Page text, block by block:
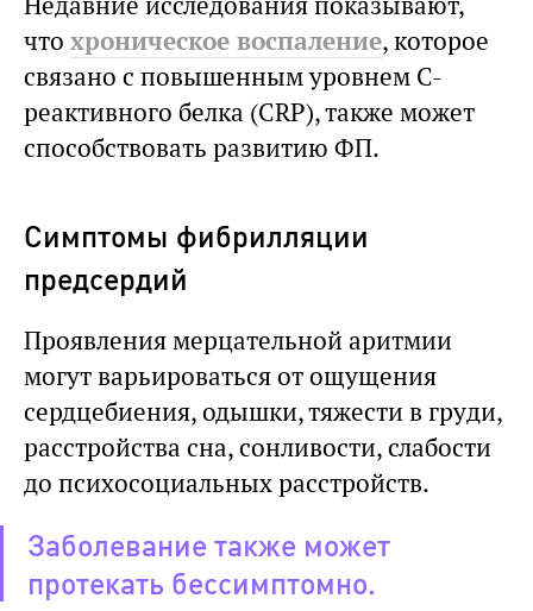
что хроническое воспаление, которое
связано с повышенным уровнем C-
реактивного белка (CRP), также может
способствовать развитию ФП.
Симптомы фибрилляции
предсердий
Проявления мерцательной аритмии
могут варьироваться от ощущения
сердцебиения, одышки, тяжести в груди,
расстройства сна, сонливости, слабости
до психосоциальных расстройств.
Заболевание также может
протекать бессимптомно.